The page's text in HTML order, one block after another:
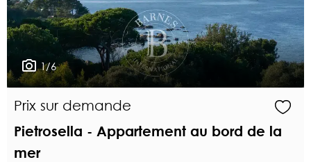
1/6
Prix sur demande
Pietrosella - Appartement au bord de la
mer